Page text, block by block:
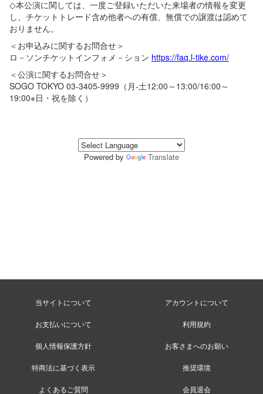
◇本公演に関しては、一度ご登録いただいた来場者の情報を変更
し、チケットトレード含め他者への有償、無償での譲渡は認めて
おりません。
＜お申込みに関するお問合せ＞
ロ－ソンチケットインフォメ－ション https://faq.l-tike.com/
＜公演に関するお問合せ＞
SOGO TOKYO 03-3405-9999（月-土12:00～13:00/16:00～
19:00※日・祝を除く）
Powered by Translate
当サイトについて アカウントについて
お支払いについて 利用規約
個人情報保護方針 お客さまへのお願い
特商法に基づく表示 推奨環境
よくあるご質問 会員退会